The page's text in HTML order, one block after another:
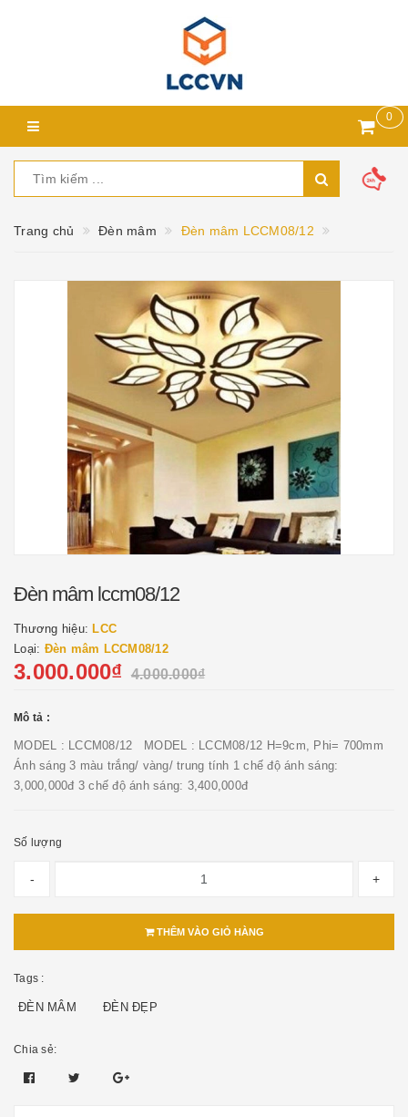
0
Trang chủ Đèn mâm Đèn mâm LCCM08/12
Đèn mâm lccm08/12
Thương hiệu: LCC
Loại: Đèn mâm LCCM08/12
3.000.000₫ 4.000.000₫
Mô tả :
MODEL : LCCM08/12 MODEL : LCCM08/12 H=9cm, Phi= 700mm
Ánh sáng 3 màu trắng/ vàng/ trung tính 1 chế độ ánh sáng:
3,000,000đ 3 chế độ ánh sáng: 3,400,000đ
Số lượng
- +
THÊM VÀO GIỎ HÀNG
Tags :
ĐÈN MÂM ĐÈN ĐẸP
Chia sẻ: